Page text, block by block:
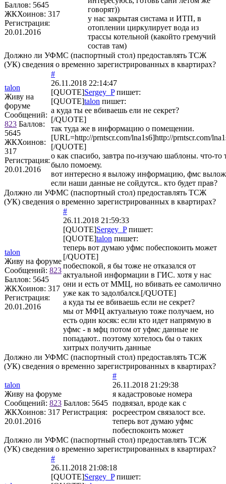
Баллов: 5645
ЖКХоинов: 317
Регистрация:
20.01.2016
говорят))
у нас закрытая систама и ИТП, в
отоплении циркулирует вода из
трассы котельной (какойто гремучий
состав там)
Должно ли УФМС (паспортный стол) предоставлять ТСЖ
(УК) сведения о временно зарегистрированных в квартирах?
talon
Живу на
форуме
Сообщений:
823 Баллов:
5645
ЖКХоинов:
317
Регистрация:
20.01.2016
#
26.11.2018 22:14:47
[QUOTE]Sergey_Pпишет:
[QUOTE]talon пишет:
а куда ты ее вбиваешь ели не секрет?
[/QUOTE]
так туда же в информацию о помещении.
[URL=http://prntscr.com/lna1s6]http://prntscr.com/
[/QUOTE]
о как спасибо, завтра по-изучаю шаблоны. что-то
было помоему.
вот интересно я выложу информацию, фмс
если наши данные не сойдутся.. кто будет прав?
Должно ли УФМС (паспортный стол) предоставлять ТСЖ
(УК) сведения о временно зарегистрированных в квартирах?
talon
Живу на форуме
Сообщений: 823
Баллов: 5645
ЖКХоинов: 317
Регистрация:
20.01.2016
#
26.11.2018 21:59:33
[QUOTE]Sergey_Pпишет:
[QUOTE]talon пишет:
теперь вот думаю уфмс побеспокоить может
[/QUOTE]
побеспокой, я бы тоже не отказался от
актуальной информации в ГИС. хотя у нас
они и есть от ММЦ, но вбивать ее самолично
уже как то задолбался.[/QUOTE]
а куда ты ее вбиваешь если не секрет?
мы от МФЦ актуальную тоже получаем, но
есть один косяк: если кто идет напрямую в
уфмс - в мфц потом от уфмс данные не
попадают.. поэтому хотелось бы о таких
хитрых получить данные
Должно ли УФМС (паспортный стол) предоставлять ТСЖ
(УК) сведения о временно зарегистрированных в квартирах?
talon
Живу на форуме
Сообщений: 823 Баллов: 5645
ЖКХоинов: 317 Регистрация:
20.01.2016
#
26.11.2018 21:29:38
я кадастровоые номера
подвязал, вроде как с
росреестром связалост все.
теперь вот думаю уфмс
побеспокоить может
Должно ли УФМС (паспортный стол) предоставлять ТСЖ
(УК) сведения о временно зарегистрированных в квартирах?
#
26.11.2018 21:08:18
[QUOTE]Sergey_Pпишет: